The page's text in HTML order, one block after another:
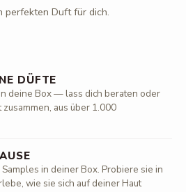
perfekten Duft für dich.
DÜFTE
deine Box — lass dich beraten oder
aus über 1.000
in deiner Box. Probiere sie in
wie sie sich auf deiner Haut